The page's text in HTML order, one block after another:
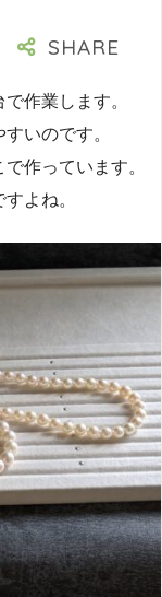
作業します。
いのです。
作っています。
よね。